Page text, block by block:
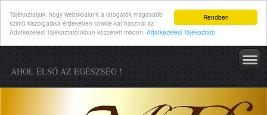
Rendben
Tájékoztatjuk, hogy weboldalunk a látogatók magasabb
szintű kiszolgálása érdekében cookie-kat használ az
Adatkezelési Tájékoztatónkban közzétett módon. Adatkezelési Tájékoztató
AHOL ELSŐ AZ EGÉSZSÉG !